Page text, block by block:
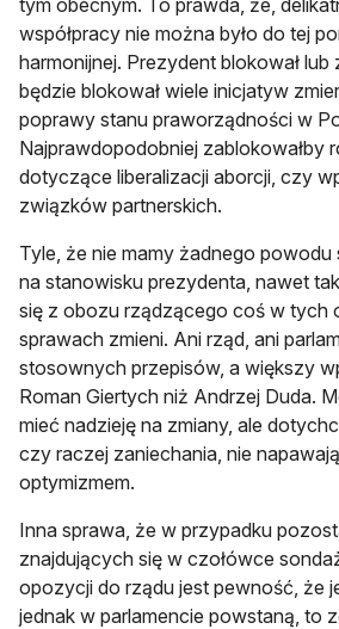
współpracy nie można było do tej
harmonijnej. Prezydent blokował lub
będzie blokował wiele inicjatyw
poprawy stanu praworządności w
Najprawdopodobniej zablokowałby
dotyczące liberalizacji aborcji, czy
związków partnerskich.
Tyle, że nie mamy żadnego powodu
na stanowisku prezydenta, nawet
się z obozu rządzącego coś w tych
sprawach zmieni. Ani rząd, ani
stosownych przepisów, a większy
Roman Giertych niż Andrzej Duda.
mieć nadzieję na zmiany, ale
czy raczej zaniechania, nie
optymizmem.
Inna sprawa, że w przypadku
znajdujących się w czołówce
opozycji do rządu jest pewność, że
jednak w parlamencie powstaną, to